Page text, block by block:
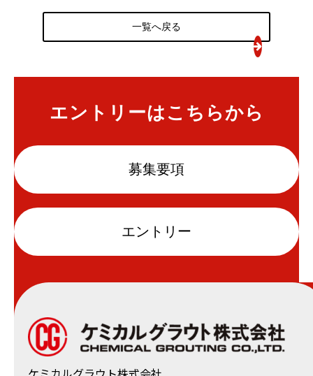
一覧へ戻る
エントリーはこちらから
募集要項
エントリー